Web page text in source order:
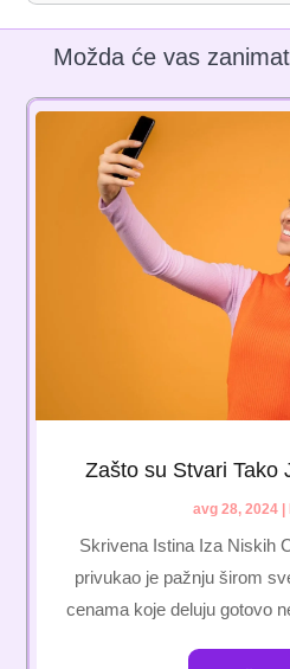
Možda će vas
Zašto su Stvari Tako
avg 28, 2024 |
Skrivena Istina Iza Niskih
privukao je pažnju širom
cenama koje deluju gotovo